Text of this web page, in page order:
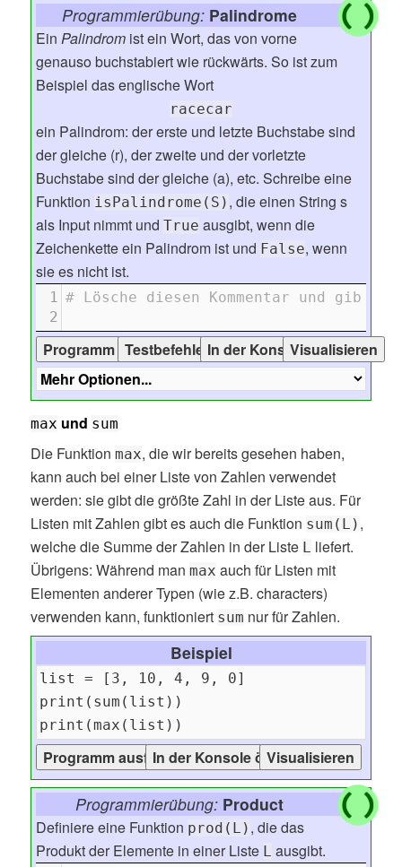
Programmierübung: Palindrome
EinPalindrom ist ein Wort, das von vorne
genauso buchstabiert wie rückwärts. So ist zum
Beispiel das englische Wort
racecar
ein Palindrom: der erste und letzte Buchstabe sind
der gleiche (r), der zweite und der vorletzte
Buchstabe sind der gleiche (a), etc. Schreibe eine
Funktion isPalindrome(S) , die einen String s
als Input nimmt undTrue ausgibt, wenn die
Zeichenkette ein Palindrom ist und False, wenn
sie es nicht ist.
1 # Lösche diesen Kommentar und gib
2
max und sum
Die Funktionmax, die wir bereits gesehen haben,
kann auch bei einer Liste von Zahlen verwendet
werden: sie gibt die größte Zahl in der Liste aus. Für
Listen mit Zahlen gibt es auch die Funktion sum(L) ,
welche die Summe der Zahlen in der Liste L liefert.
Übrigens: Während manmax auch für Listen mit
Elementen anderer Typen (wie z.B. characters)
verwenden kann, funktioniert sum nur für Zahlen.
Beispiel
Programmierübung: Product
Definiere eine Funktion prod(L) , die das
Produkt der Elemente in einer Liste L ausgibt.